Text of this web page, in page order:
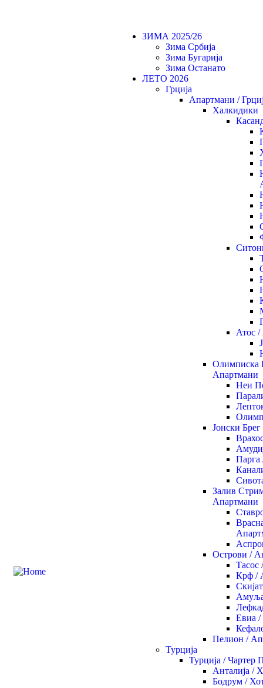
ЗИМА 2025/26
Зима Србија
Зима Бугарија
Зима Останато
ЛЕТО 2026
Грција
Апартмани /
Халкидики
Атос
Олимписка
Апартмани
Неи
Јонски Брег
Залив
Апартмани
Острови /
Тасос
Крф /
Евиа
Пелион /
Турција
Турција / Чартер
Анталија /
Бодрум /